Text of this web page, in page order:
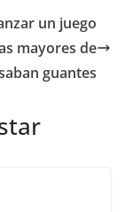
un juego
mayores de
guantes